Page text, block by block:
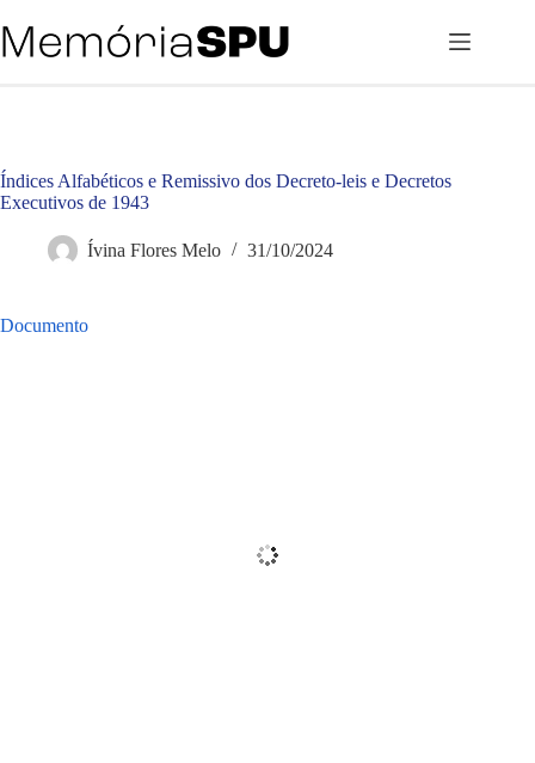
para
o
Índices Alfabéticos e Remissivo dos Decreto-leis e Decretos
Executivos de 1943
Ívina Flores Melo 31/10/2024
Documento